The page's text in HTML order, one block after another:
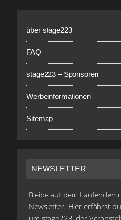
über stage223
FAQ
stage223 – Sponsoren
Werbeinformationen
Sitemap
NEWSLETTER
Bleibe auf dem Laufenden
Newsletter. Hier erfährst
um stage223, der